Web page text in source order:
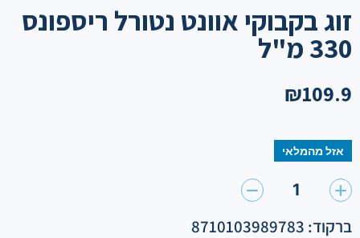
זוג בקבוקי אוונט נטורל ריספונס
330 מ"ל
₪109.9
אזל מהמלאי
1
ברקוד: 8710103989783